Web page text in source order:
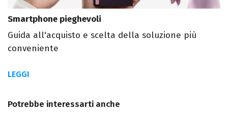
Smartphone pieghevoli
Guida all'acquisto e scelta della soluzione più
conveniente
LEGGI
Potrebbe interessarti anche